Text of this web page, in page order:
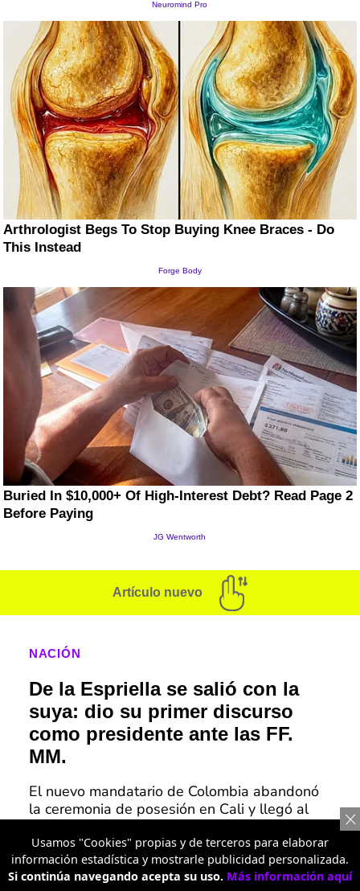
Artículo nuevo
NACIÓN
De la Espriella se salió con la
suya: dio su primer discurso
como presidente ante las FF.
MM.
El nuevo mandatario de Colombia abandonó
la ceremonia de posesión en Cali y llegó al
miembros de las Fuerzas Militares.
Usamos "Cookies" propias y de terceros para elaborar
información estadística y mostrarle publicidad personalizada.
Si continúa navegando acepta su uso. Más información aquí